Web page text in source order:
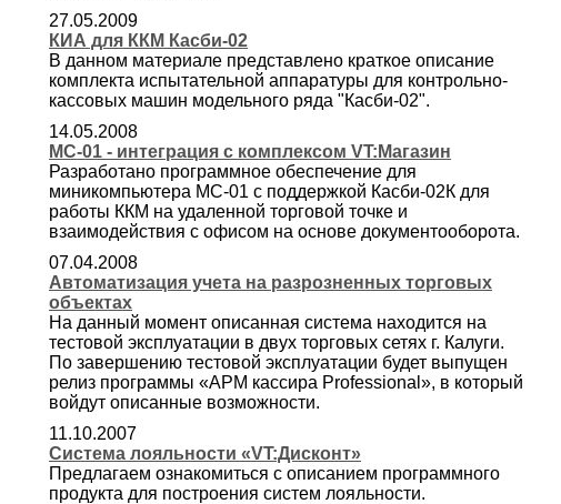
27.05.2009
КИА для ККМ Касби-02
В данном материале представлено краткое описание
комплекта испытательной аппаратуры для контрольно-
кассовых машин модельного ряда "Касби-02".
14.05.2008
MC-01 - интеграция с комплексом VT:Магазин
Разработано программное обеспечение для
миникомпьютера МС-01 с поддержкой Касби-02К для
работы ККМ на удаленной торговой точке и
взаимодействия с офисом на основе документооборота.
07.04.2008
Автоматизация учета на разрозненных торговых
объектах
На данный момент описанная система находится на
тестовой эксплуатации в двух торговых сетях г. Калуги.
По завершению тестовой эксплуатации будет выпущен
релиз программы «АРМ кассира Professional», в который
войдут описанные возможности.
11.10.2007
Система лояльности «VT:Дисконт»
Предлагаем ознакомиться с описанием программного
продукта для построения систем лояльности.